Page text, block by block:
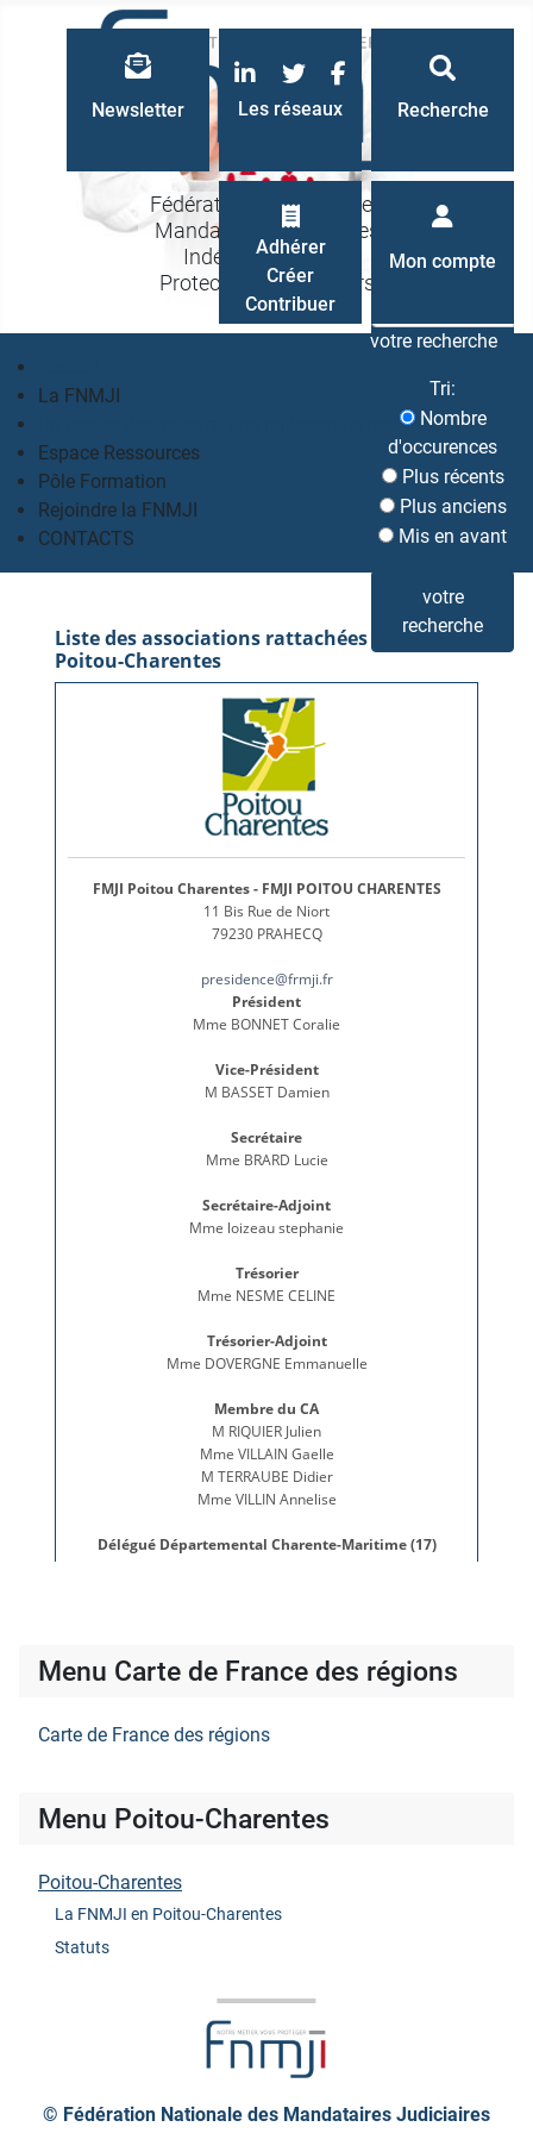
Fédération Nationale des
Mandataires Judiciaires
Indépendants à la
Protection des Majeurs
La FNMJI
Un métier, des valeurs, une philosophie partagés
Espace Ressources
Pôle Formation
Rejoindre la FNMJI
CONTACTS
Recherche
Recherche
votre recherche
Tri:
Nombre
d'occurences
Plus récents
Plus anciens
Mis en avant
votre
recherche
Les réseaux
LinkedInTwitterFacebook
Newsletter
Mon compte
Adhérer
Créer
Contribuer
Menu Carte de France des régions
Carte de France des régions
Menu Poitou-Charentes
Poitou-Charentes
La FNMJI en Poitou-Charentes
Statuts
© Fédération Nationale des Mandataires Judiciaires